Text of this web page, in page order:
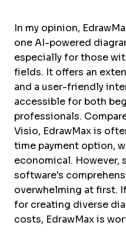
In my opinion,
one AI-powered
especially for those
fields. It offers an
and a user-friendly
accessible for both
professionals.
Visio, EdrawMax is
time payment option,
economical. However,
software's
overwhelming at first.
for creating diverse
costs, EdrawMax is